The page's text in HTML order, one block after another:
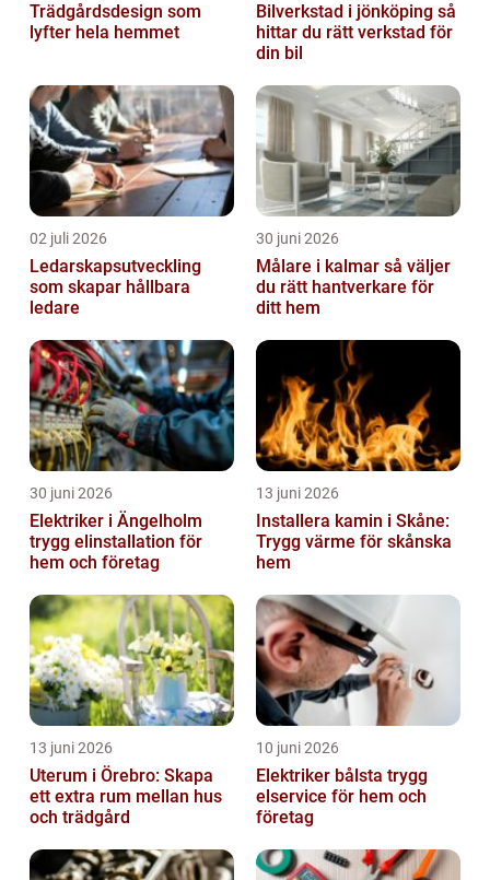
Trädgårdsdesign som
lyfter hela hemmet
Bilverkstad i jönköping så
hittar du rätt verkstad för
din bil
02 juli 2026
Ledarskapsutveckling
som skapar hållbara
ledare
30 juni 2026
Målare i kalmar så väljer
du rätt hantverkare för
ditt hem
30 juni 2026
Elektriker i Ängelholm
trygg elinstallation för
hem och företag
13 juni 2026
Installera kamin i Skåne:
Trygg värme för skånska
hem
13 juni 2026
Uterum i Örebro: Skapa
ett extra rum mellan hus
och trädgård
10 juni 2026
Elektriker bålsta trygg
elservice för hem och
företag